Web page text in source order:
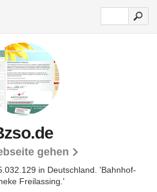
gehen
in Deutschland. 'Bahnhof-
Freilassing.'